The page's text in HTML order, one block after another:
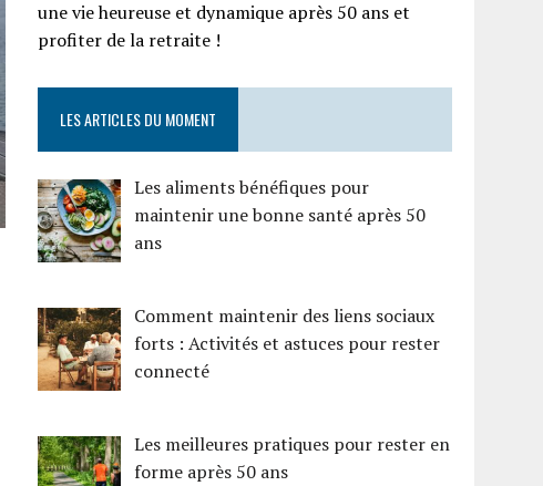
une vie heureuse et dynamique après 50 ans et
profiter de la retraite !
LES ARTICLES DU MOMENT
Les aliments bénéfiques pour
maintenir une bonne santé après 50
ans
Comment maintenir des liens sociaux
forts : Activités et astuces pour rester
connecté
Les meilleures pratiques pour rester en
forme après 50 ans